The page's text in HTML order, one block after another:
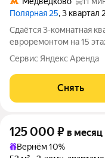
Полярная 25, 3 квартал
Сдаётся 3-комнатная
евроремонтом на 15
месяцев. Из техники есть: Телевизор Духовой
Стиральная машина Холодильник Посудомоечная машина
Сервис Яндекс Аренда
Снять
125 000 ₽ в месяц
Вернём 10%